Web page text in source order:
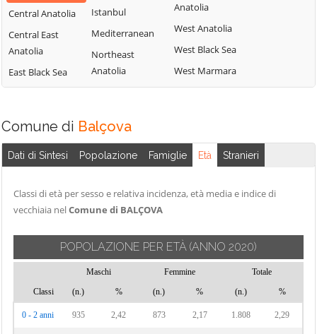
Central Anatolia
Central East
Anatolia
East Black Sea
Istanbul
Mediterranean
Northeast
Anatolia
Anatolia
West Anatolia
West Black Sea
West Marmara
Comune di Balçova
Dati di Sintesi Popolazione Famiglie Età Stranieri
Classi di età per sesso e relativa incidenza, età media e indice di
vecchiaia nelComune di BALÇOVA
POPOLAZIONE PER ETÀ (ANNO 2020)
Maschi Femmine
Totale
Classi
(n.) % (n.) % (n.) %
0 - 2 anni 935 2,42 873 2,17 1.808 2,29